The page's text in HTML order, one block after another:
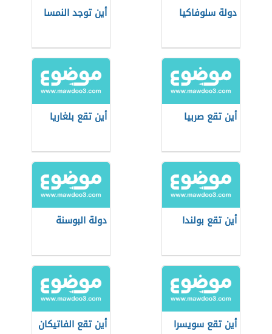
دولة سلوفاكيا أين توجد النمسا
أين تقع صربيا أين تقع بلغاريا
أين تقع بولندا دولة البوسنة
أين تقع سويسرا أين تقع الفاتيكان